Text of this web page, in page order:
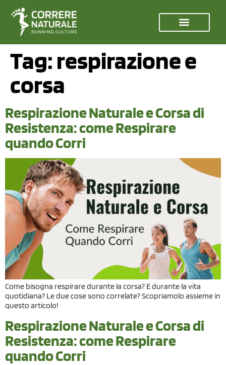
Tag:respirazione e
corsa
Respirazione Naturale e Corsa di
Resistenza: come Respirare
quando Corri
Come bisogna respirare durante la corsa? E durante la vita
quotidiana? Le due cose sono correlate? Scopriamolo assieme in
questo articolo!
Respirazione Naturale e Corsa di
Resistenza: come Respirare
quando Corri